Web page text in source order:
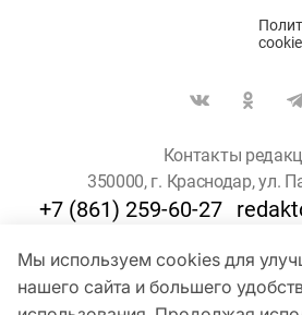
Мы используем cookies для
нашего сайта и большего
Контакты
350000, г. Краснодар, ул.
+7 (861) 259-60-27
Для пользователей